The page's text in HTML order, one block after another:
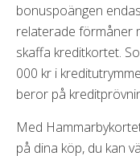
bonuspoängen
relaterade förmåner
skaffa kreditkortet.
000 kr i
beror på
Med
på dina köp, du kan